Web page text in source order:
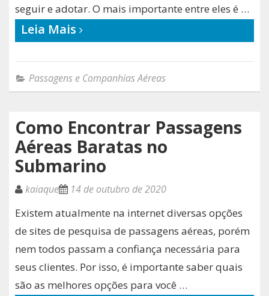
seguir e adotar. O mais importante entre eles é …
Leia Mais
Passagens e Companhias Aéreas
Como Encontrar Passagens
Aéreas Baratas no
Submarino
kaiaque 14 de outubro de 2020
Existem atualmente na internet diversas opções
de sites de pesquisa de passagens aéreas, porém
nem todos passam a confiança necessária para
seus clientes. Por isso, é importante saber quais
são as melhores opções para você …